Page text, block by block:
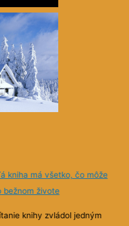
kniha má všetko, čo môže
bežnom živote
knihy zvládol jedným